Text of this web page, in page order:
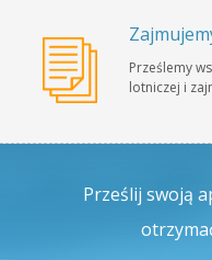
Prześlemy
lotniczej i
Prześlij swoją